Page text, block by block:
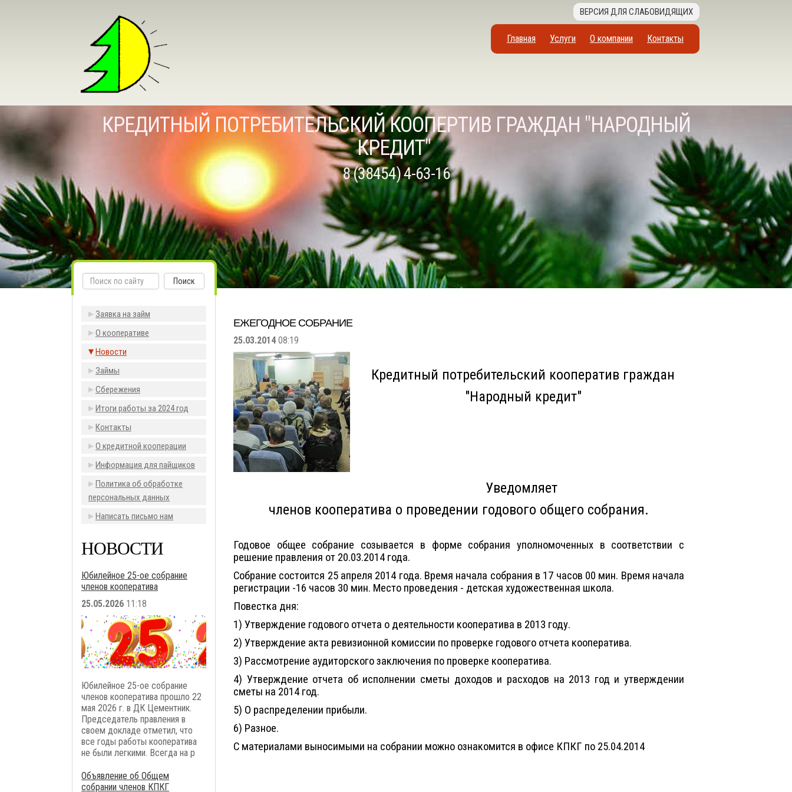
Главная Услуги О компании Контакты
ВЕРСИЯ ДЛЯ СЛАБОВИДЯЩИХ
КРЕДИТНЫЙ ПОТРЕБИТЕЛЬСКИЙ КООПЕРТИВ ГРАЖДАН "НАРОДНЫЙ
КРЕДИТ"
8 (38454) 4-63-16
Поиск
Заявка на займ
О кооперативе
Новости
Займы
Сбережения
Итоги работы за 2024 год
Контакты
О кредитной кооперации
Информация для пайщиков
Политика об обработке
персональных данных
Написать письмо нам
НОВОСТИ
Юбилейное 25-ое собрание
членов кооператива
25.05.2026 11:18
Юбилейное 25-ое собрание
членов кооператива прошло 22
мая 2026 г. в ДК Цементник.
Председатель правления в
своем докладе отметил, что
все годы работы кооператива
не были легкими. Всегда на р
Объявление об Общем
собрании членов КПКГ
ЕЖЕГОДНОЕ СОБРАНИЕ
25.03.2014 08:19
Кредитный потребительский кооператив граждан
"Народный кредит"
Уведомляет
членов кооператива о проведении годового общего собрания.
Годовое общее собрание созывается в форме собрания уполномоченных в соответствии с
решение правления от 20.03.2014 года.
Собрание состоится 25 апреля 2014 года. Время начала собрания в 17 часов 00 мин. Время начала
регистрации -16 часов 30 мин. Место проведения - детская художественная школа.
Повестка дня:
1) Утверждение годового отчета о деятельности кооператива в 2013 году.
2) Утверждение акта ревизионной комиссии по проверке годового отчета кооператива.
3) Рассмотрение аудиторского заключения по проверке кооператива.
4) Утверждение отчета об исполнении сметы доходов и расходов на 2013 год и утверждении
сметы на 2014 год.
5) О распределении прибыли.
6) Разное.
С материалами выносимыми на собрании можно ознакомится в офисе КПКГ по 25.04.2014